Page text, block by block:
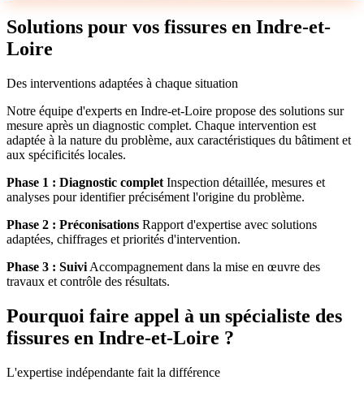
Solutions pour vos fissures en Indre-et-
Loire
Des interventions adaptées à chaque situation
Notre équipe d'experts en Indre-et-Loire propose des solutions sur
mesure après un diagnostic complet. Chaque intervention est
adaptée à la nature du problème, aux caractéristiques du bâtiment et
aux spécificités locales.
Phase 1 : Diagnostic complet Inspection détaillée, mesures et
analyses pour identifier précisément l'origine du problème.
Phase 2 : Préconisations Rapport d'expertise avec solutions
adaptées, chiffrages et priorités d'intervention.
Phase 3 : Suivi Accompagnement dans la mise en œuvre des
travaux et contrôle des résultats.
Pourquoi faire appel à un spécialiste des
fissures en Indre-et-Loire ?
L'expertise indépendante fait la différence